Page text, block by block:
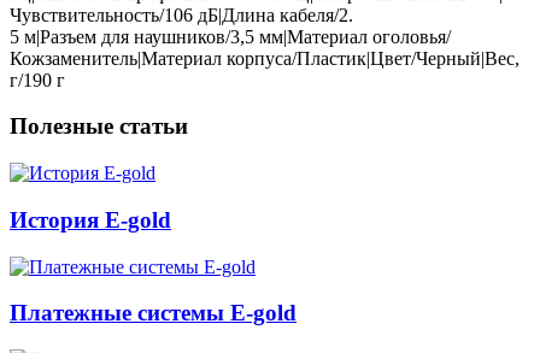
Чувствительность/106 дБ|Длина кабеля/2.
5 м|Разъем для наушников/3,5 мм|Материал оголовья/
Кожзаменитель|Материал корпуса/Пластик|Цвет/Черный|Вес,
г/190 г
Полезные статьи
История E-gold
Платежные системы E-gold